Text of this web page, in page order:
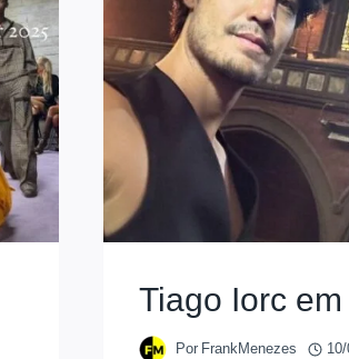
Tiago Iorc
Por FrankMenezes